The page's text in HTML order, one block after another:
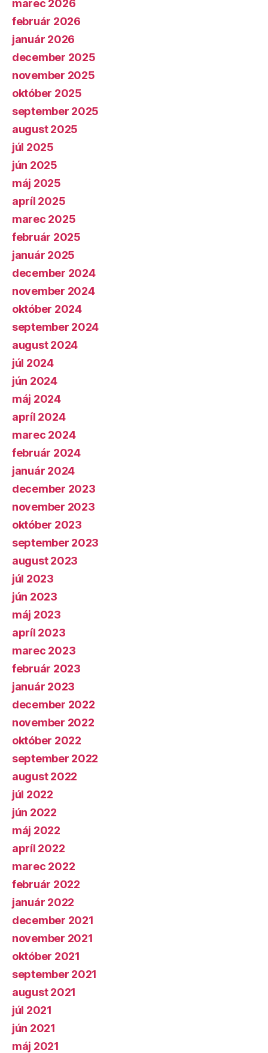
marec 2026
február 2026
január 2026
december 2025
november 2025
október 2025
september 2025
august 2025
júl 2025
jún 2025
máj 2025
apríl 2025
marec 2025
február 2025
január 2025
december 2024
november 2024
október 2024
september 2024
august 2024
júl 2024
jún 2024
máj 2024
apríl 2024
marec 2024
február 2024
január 2024
december 2023
november 2023
október 2023
september 2023
august 2023
júl 2023
jún 2023
máj 2023
apríl 2023
marec 2023
február 2023
január 2023
december 2022
november 2022
október 2022
september 2022
august 2022
júl 2022
jún 2022
máj 2022
apríl 2022
marec 2022
február 2022
január 2022
december 2021
november 2021
október 2021
september 2021
august 2021
júl 2021
jún 2021
máj 2021